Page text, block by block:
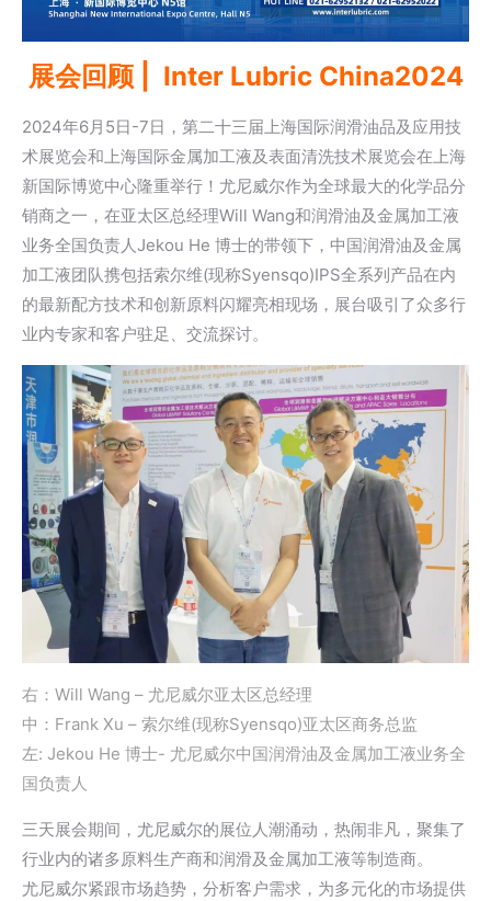
展会回顾 | Inter Lubric China2024
2024年6月5日-7日，第二十三届上海国际润滑油品及应用技
术展览会和上海国际金属加工液及表面清洗技术展览会在上海
新国际博览中心隆重举行！尤尼威尔作为全球最大的化学品分
销商之一，在亚太区总经理Will Wang和润滑油及金属加工液
业务全国负责人Jekou He 博士的带领下，中国润滑油及金属
加工液团队携包括索尔维(现称Syensqo)IPS全系列产品在内
的最新配方技术和创新原料闪耀亮相现场，展台吸引了众多行
业内专家和客户驻足、交流探讨。
右：Will Wang – 尤尼威尔亚太区总经理
中：Frank Xu – 索尔维(现称Syensqo)亚太区商务总监
左: Jekou He 博士- 尤尼威尔中国润滑油及金属加工液业务全
国负责人
三天展会期间，尤尼威尔的展位人潮涌动，热闹非凡，聚集了
行业内的诸多原料生产商和润滑及金属加工液等制造商。
尤尼威尔紧跟市场趋势，分析客户需求，为多元化的市场提供